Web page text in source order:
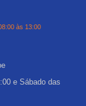
às 13:00
e Sábado das